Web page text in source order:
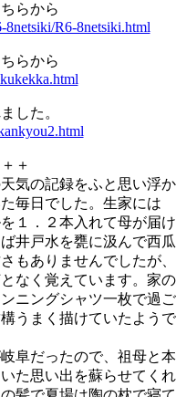
らから
8netsiki/R6-8netsiki.html
らから
した。
＋
の記録をふと思い浮
毎日でした。生家に
１．２本入れて母が届
井戸水を甕に汲んで西
もありませんでしたが
なく覚えています。家
ニングシャツ一枚で過
うまく描けていたよう
阜だったので、祖母と
た思い出を蘇らせてく